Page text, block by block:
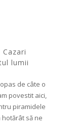
Cazari
lumii
de câte o
povestit aici,
piramidele
hotărât să ne